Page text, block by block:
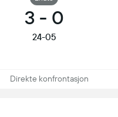
3 - 0
24-05
Direkte konfrontasjon